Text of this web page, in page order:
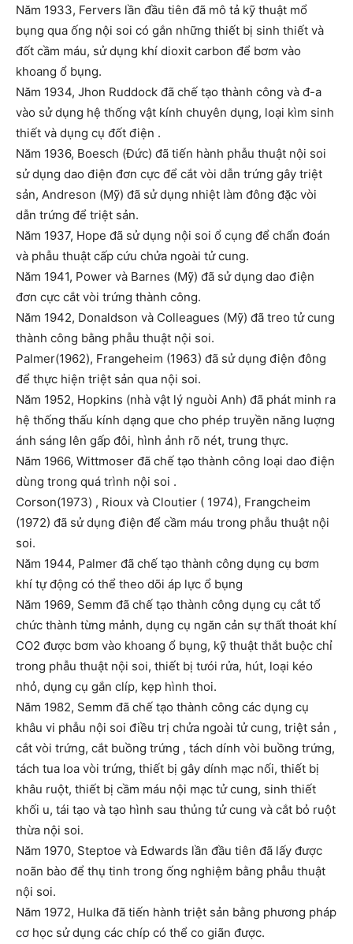
Năm 1933, Fervers lần đầu tiên đã mô tả kỹ thuật mổ
bụng qua ống nội soi có gắn những thiết bị sinh thiết và
đốt cầm máu, sử dụng khí dioxit carbon để bơm vào
khoang ổ bụng.
Năm 1934, Jhon Ruddock đã chế tạo thành công và đ-a
vào sử dụng hệ thống vật kính chuyên dụng, loại kìm sinh
thiết và dụng cụ đốt điện .
Năm 1936, Boesch (Đức) đã tiến hành phẫu thuật nội soi
sử dụng dao điện đơn cực để cắt vòi dẫn trứng gây triệt
sản, Andreson (Mỹ) đã sử dụng nhiệt làm đông đặc vòi
dẫn trứng để triệt sản.
Năm 1937, Hope đã sử dụng nội soi ổ cụng để chẩn đoán
và phẫu thuật cấp cứu chửa ngoài tử cung.
Năm 1941, Power và Barnes (Mỹ) đã sử dụng dao điện
đơn cực cắt vòi trứng thành công.
Năm 1942, Donaldson và Colleagues (Mỹ) đã treo tử cung
thành công bằng phẫu thuật nội soi.
Palmer(1962), Frangeheim (1963) đã sử dụng điện đông
để thực hiện triệt sản qua nội soi.
Năm 1952, Hopkins (nhà vật lý nguòi Anh) đã phát minh ra
hệ thống thấu kính dạng que cho phép truyền năng luợng
ánh sáng lên gấp đôi, hình ảnh rõ nét, trung thực.
Năm 1966, Wittmoser đã chế tạo thành công loại dao điện
dùng trong quá trình nội soi .
Corson(1973) , Rioux và Cloutier ( 1974), Frangcheim
(1972) đã sử dụng điện để cầm máu trong phẫu thuật nội
soi.
Năm 1944, Palmer đã chế tạo thành công dụng cụ bơm
khí tự động có thể theo dõi áp lực ổ bụng
Năm 1969, Semm đã chế tạo thành công dụng cụ cắt tổ
chức thành từng mảnh, dụng cụ ngăn cản sự thất thoát khí
CO2 được bơm vào khoang ổ bụng, kỹ thuật thắt buộc chỉ
trong phẫu thuật nội soi, thiết bị tưói rửa, hút, loại kéo
nhỏ, dụng cụ gắn clíp, kẹp hình thoi.
Năm 1982, Semm đã chế tạo thành công các dụng cụ
khâu vi phẫu nội soi điều trị chửa ngoài tử cung, triệt sản ,
cắt vòi trứng, cắt buồng trứng , tách dính vòi buồng trứng,
tách tua loa vòi trứng, thiết bị gây dính mạc nối, thiết bị
khâu ruột, thiết bị cầm máu nội mạc tử cung, sinh thiết
khối u, tái tạo và tạo hình sau thủng tử cung và cắt bỏ ruột
thừa nội soi.
Năm 1970, Steptoe và Edwards lần đầu tiên đã lấy được
noãn bào để thụ tinh trong ống nghiệm bằng phẫu thuật
nội soi.
Năm 1972, Hulka đã tiến hành triệt sản bằng phương pháp
cơ học sử dụng các chíp có thể co giãn được.